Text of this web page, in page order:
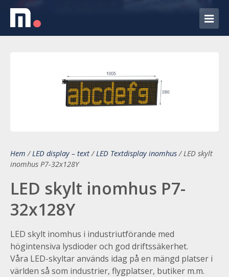
Hem /LED display – text/LED Textdisplay inomhus/LED skylt
inomhus P7-32x128Y
LED skylt inomhus P7-
32x128Y
LED skylt inomhus i industriutförande med
högintensiva lysdioder och god driftssäkerhet.
Våra LED-skyltar används idag på en mängd platser i
världen så som industrier, flygplatser, butiker m.m.